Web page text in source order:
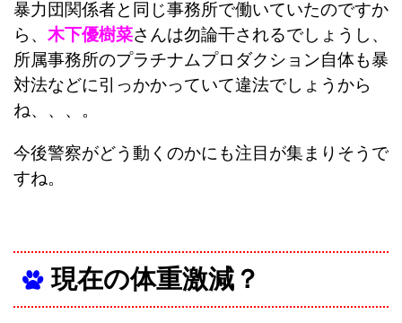
暴力団関係者と同じ事務所で働いていたのですか
ら、 木下優樹菜さんは勿論干されるでしょうし、
所属事務所のプラチナムプロダクション自体も暴
対法などに引っかかっていて違法でしょうから
ね、、、。
今後警察がどう動くのかにも注目が集まりそうで
すね。
現在の体重激減？